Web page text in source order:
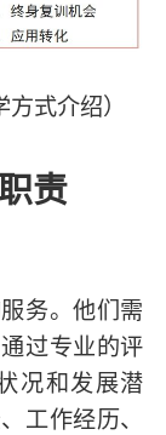
式介绍）
责
务。他们需
过专业的评
况和发展潜
工作经历、